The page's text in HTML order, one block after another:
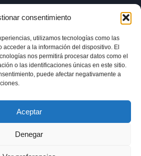
consentimiento
utilizamos tecnologías como las
acceder a la información del dispositivo. El
nos permitirá procesar datos como el
o las identificaciones únicas en este sitio.
puede afectar negativamente a
Aceptar
Denegar
Parábolas TV
Comunidad
Política de privacidad
Política de cookies (UE)